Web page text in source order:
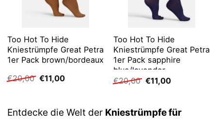
Too Hot To Hide
Kniestrümpfe Great Petra
1er Pack brown/bordeaux
€20,00 Ursprünglicher
Preis
€11,00Aktueller
Too Hot To Hide
Kniestrümpfe Great Petra
1er Pack sapphire
blue/lavender
€20,00 Ursprünglicher
Preis
€11,00Aktueller
Entdecke die Welt der Kniestrümpfe für